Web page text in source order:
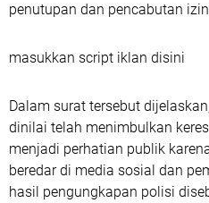
penutupan dan pencabutan
masukkan script iklan disini
Dalam surat tersebut
dinilai telah menimbulkan
menjadi perhatian publik
beredar di media sosial dan
hasil pengungkapan polisi